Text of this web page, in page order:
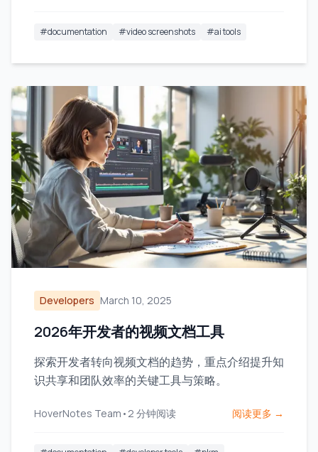
#documentation #video screenshots #ai tools
Developers March 10, 2025
2026年开发者的视频文档工具
探索开发者转向视频文档的趋势，重点介绍提升知
识共享和团队效率的关键工具与策略。
HoverNotes Team • 2 分钟阅读 阅读更多 →